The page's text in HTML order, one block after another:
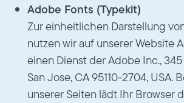
Adobe Fonts (Typekit)
Zur einheitlichen Darstellung
nutzen wir auf unserer Website
einen Dienst der Adobe Inc.,
San Jose, CA 95110-2704, USA.
unserer Seiten lädt Ihr Browser